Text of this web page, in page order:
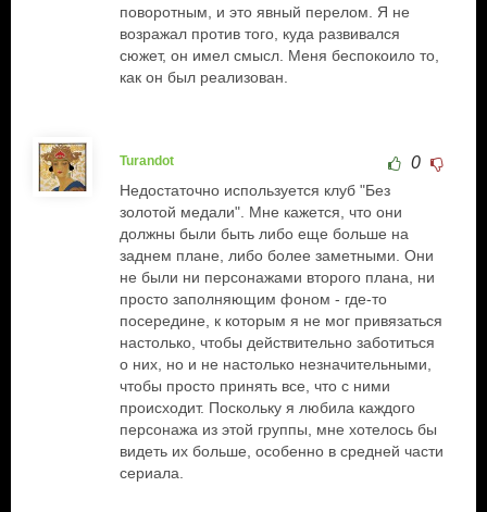
поворотным, и это явный перелом. Я не
возражал против того, куда развивался
сюжет, он имел смысл. Меня беспокоило то,
как он был реализован.
Turandot 0
Недостаточно используется клуб "Без
золотой медали". Мне кажется, что они
должны были быть либо еще больше на
заднем плане, либо более заметными. Они
не были ни персонажами второго плана, ни
просто заполняющим фоном - где-то
посередине, к которым я не мог привязаться
настолько, чтобы действительно заботиться
о них, но и не настолько незначительными,
чтобы просто принять все, что с ними
происходит. Поскольку я любила каждого
персонажа из этой группы, мне хотелось бы
видеть их больше, особенно в средней части
сериала.